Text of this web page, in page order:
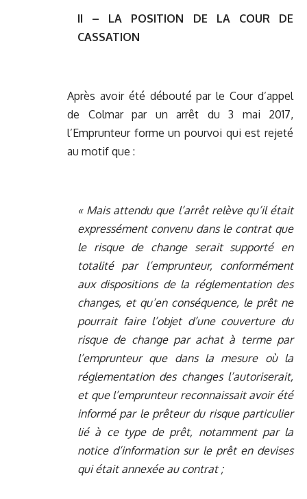
II – LA POSITION DE LA COUR DE
CASSATION
Après avoir été débouté par le Cour d’appel
de Colmar par un arrêt du 3 mai 2017,
l’Emprunteur forme un pourvoi qui est rejeté
au motif que :
« Mais attendu que l’arrêt relève qu’il était
expressément convenu dans le contrat que
le risque de change serait supporté en
totalité par l’emprunteur, conformément
aux dispositions de la réglementation des
changes, et qu’en conséquence, le prêt ne
pourrait faire l’objet d’une couverture du
risque de change par achat à terme par
l’emprunteur que dans la mesure où la
réglementation des changes l’autoriserait,
et que l’emprunteur reconnaissait avoir été
informé par le prêteur du risque particulier
lié à ce type de prêt, notamment par la
notice d’information sur le prêt en devises
qui était annexée au contrat ;